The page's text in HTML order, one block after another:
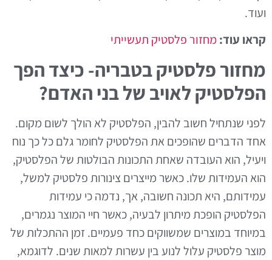
ועוד.
קראו עוד:מחזור פלסטיק תעשייתי
מחזור פלסטיק בטבריה- כיצד הפך
הפלסטיק לאויב של בני האדם?
לפני שנתחיל חשוב להבין, הפלסטיק לא הולך לשום מקום.
אחד הדברים שהופכים את הפלסטיק לחומר גלם כל כך נוח
ויעיל, הוא העובדה שאחת התכונות הבולטות של הפלסטיק,
הוא העמידות שלו. כאשר מייצרים צינורות פלסטיק למשל,
עמידותם, היא תכונה חשובה, אך, נדמה כי עמידות
הפלסטיק הופכת מיתרון לבעיה, כאשר חיי המוצר נגמרים,
במיוחד במוצרים שמשווקים כחד פעמיים. זמן ההתכלות של
מוצר פלסטיק עלול לנוע בין עשרות למאות שנים. לדוגמא,